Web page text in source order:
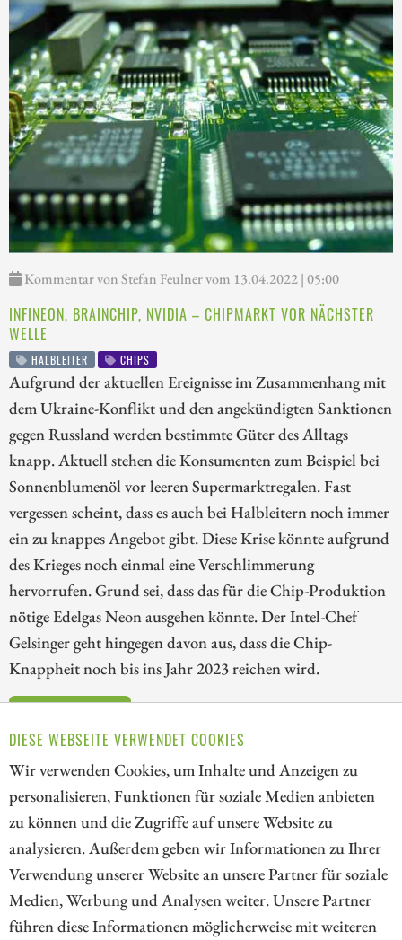
DIESE WEBSEITE VERWENDET COOKIES
Wir verwenden Cookies, um Inhalte und Anzeigen zu
personalisieren, Funktionen für soziale Medien anbieten
zu können und die Zugriffe auf unsere Website zu
analysieren. Außerdem geben wir Informationen zu Ihrer
Verwendung unserer Website an unsere Partner für soziale
Medien, Werbung und Analysen weiter. Unsere Partner
führen diese Informationen möglicherweise mit weiteren
Kommentar von Stefan Feulner vom 13.04.2022 | 05:00
INFINEON, BRAINCHIP, NVIDIA – CHIPMARKT VOR NÄCHSTER
WELLE
HALBLEITER CHIPS
Aufgrund der aktuellen Ereignisse im Zusammenhang mit
dem Ukraine-Konflikt und den angekündigten Sanktionen
gegen Russland werden bestimmte Güter des Alltags
knapp. Aktuell stehen die Konsumenten zum Beispiel bei
Sonnenblumenöl vor leeren Supermarktregalen. Fast
vergessen scheint, dass es auch bei Halbleitern noch immer
ein zu knappes Angebot gibt. Diese Krise könnte aufgrund
des Krieges noch einmal eine Verschlimmerung
hervorrufen. Grund sei, dass das für die Chip-Produktion
nötige Edelgas Neon ausgehen könnte. Der Intel-Chef
Gelsinger geht hingegen davon aus, dass die Chip-
Knappheit noch bis ins Jahr 2023 reichen wird.
90 176 177 178 179 180
182
// kapitalerhoehungen.de - © 2026 - Die Informationsplattform für